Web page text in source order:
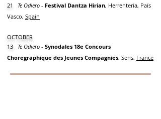
21
Te Odiero - Festival Dantza Hirian, Herrentería, País
Vasco, Spain
OCTOBER
13
Te Odiero - Synodales 18e Concours
Choregraphique des Jeunes Compagnies, Sens, France